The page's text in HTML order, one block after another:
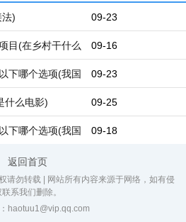
09-23
)
09-16
目(在乡村干什么
的创业机遇) 09-23
下哪个选项(我国
09-25
什么电影)
09-18
下哪个选项(我国
)
返回首页
请勿转载 | 网站所有内容来源于网络，如有侵
联系我们删除。
haotuu1@vip.qq.com